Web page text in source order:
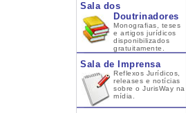
Sala dos
Doutrinadores
Monografias, teses
e artigos jurídicos
disponibilizados
gratuitamente.
Sala de Imprensa
Reflexos Jurídicos,
releases e notícias
sobre o JurisWay na
mídia.